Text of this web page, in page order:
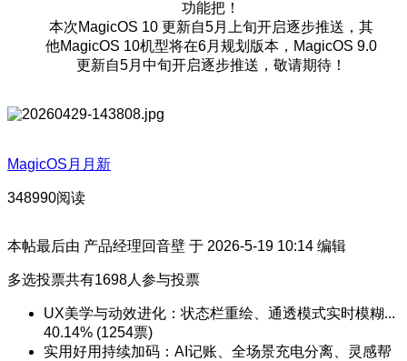
功能把！
本次MagicOS 10 更新自5月上旬开启逐步推送，其
他MagicOS 10机型将在6月规划版本，MagicOS 9.0
更新自5月中旬开启逐步推送，敬请期待！
MagicOS月月新
348990阅读
本帖最后由 产品经理回音壁 于 2026-5-19 10:14 编辑
多选投票共有1698人参与投票
UX美学与动效进化：状态栏重绘、通透模式实时模糊...
40.14% (1254票)
实用好用持续加码：AI记账、全场景充电分离、灵感帮